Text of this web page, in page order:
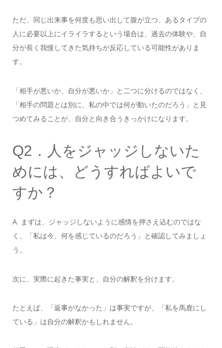
ただ、同じ出来事を何度も思い出して腹が立つ、あるタイプの
人に必要以上にイライラするという場合は、過去の体験や、自
分が長く我慢してきた気持ちが反応している可能性がありま
す。
「相手が悪いか、自分が悪いか」と二つに分けるのではなく、
「相手の問題とは別に、私の中では何が動いたのだろう」と見
つめてみることが、自分と向き合うきっかけになります。
Q2．人をジャッジしないた
めには、どうすればよいで
すか？
A. まずは、ジャッジしないように感情を押さえ込むのではな
く、「私は今、何を感じているのだろう」と確認してみましょ
う。
次に、実際に起きた事実と、自分の解釈を分けます。
たとえば、「返事がなかった」は事実ですが、「私を馬鹿にし
ている」は自分の解釈かもしれません。